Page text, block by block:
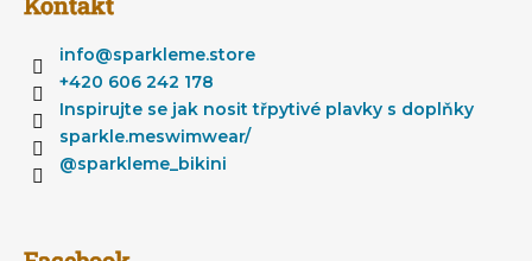
info@sparkleme.store
+420 606 242 178
Inspirujte se jak nosit třpytivé plavky s doplňky
sparkle.meswimwear/
@sparkleme_bikini